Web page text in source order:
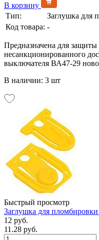
В корзину
Тип:
Заглушка для
Код товара: -
Предназначена для
несанкционированного
выключателя ВА47-29
В наличии: 3 шт
Быстрый просмотр
Заглушка для
12 руб.
11.28 руб.